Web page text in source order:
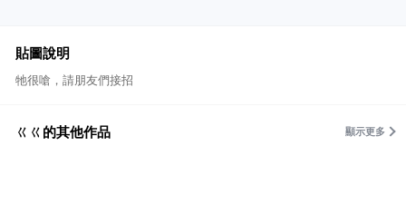
貼圖說明
牠很嗆，請朋友們接招
ㄍㄍ的其他作品 顯示更多